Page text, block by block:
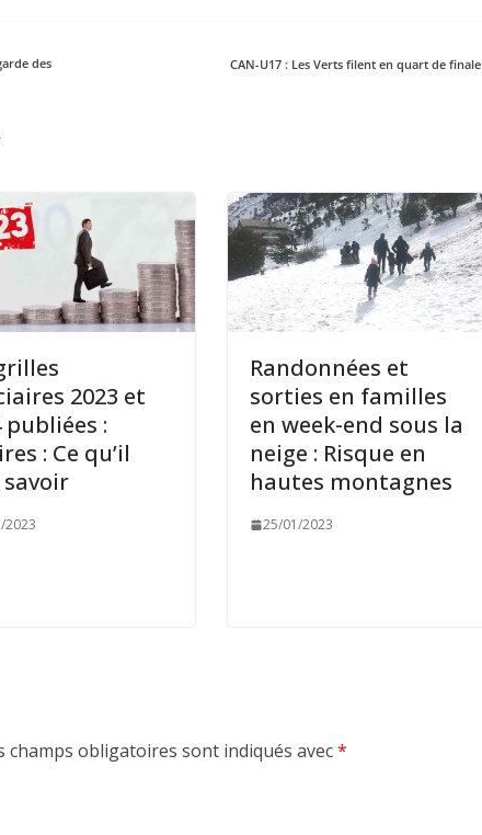
des
CAN-U17 : Les Verts filent en quart de finale
2023 et
publiées :
: Ce qu’il
2023
Randonnées et
sorties en familles
en week-end sous la
neige : Risque en
hautes montagnes
25/01/2023
champs obligatoires sont indiqués avec*